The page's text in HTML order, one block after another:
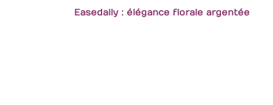
Easedaily : élégance florale argentée